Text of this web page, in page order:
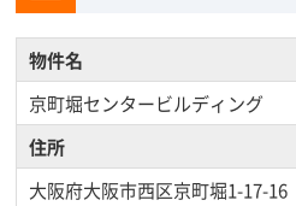
物件名
京町堀センタービルディング
住所
大阪府大阪市西区京町堀1-17-16